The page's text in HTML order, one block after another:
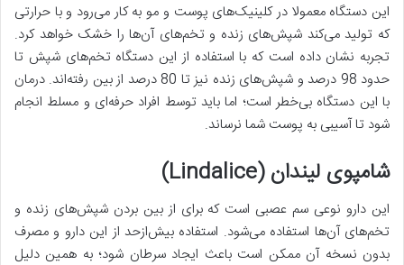
این دستگاه معمولا در کلینیک‌های پوست و مو به کار می‌رود و با حرارتی
که تولید می‌کند شپش‌های زنده و تخم‌های آن‌ها را خشک خواهد کرد.
تجربه نشان داده است که با استفاده از این دستگاه تخم‌های شپش تا
حدود 98 درصد و شپش‌های زنده نیز تا 80 درصد از بین رفته‌اند. درمان
با این دستگاه بی‌خطر است؛ اما باید توسط افراد حرفه‌ای و مسلط انجام
شود تا آسیبی به پوست شما نرساند.
شامپوی لیندان (Lindalice)
این دارو نوعی سم عصبی است که برای از بین بردن شپش‌های زنده و
تخم‌های آن‌ها استفاده می‌شود. استفاده بیش‌ازحد از این دارو و مصرف
بدون نسخه آن ممکن است باعث ایجاد سرطان شود؛ به همین دلیل